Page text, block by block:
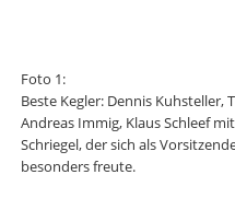
Foto 1:
Beste Kegler: Dennis Kuhsteller,
Andreas Immig, Klaus Schleef
Schriegel, der sich als
besonders freute.